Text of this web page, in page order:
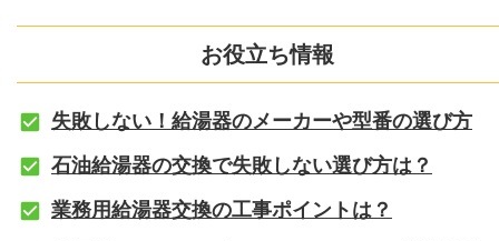
お役立ち情報
失敗しない！給湯器のメーカーや型番の選び方
石油給湯器の交換で失敗しない選び方は？
業務用給湯器交換の工事ポイントは？